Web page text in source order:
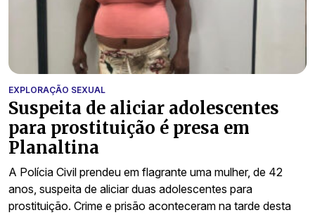
EXPLORAÇÃO SEXUAL
Suspeita de aliciar adolescentes
para prostituição é presa em
Planaltina
A Polícia Civil prendeu em flagrante uma mulher, de 42
anos, suspeita de aliciar duas adolescentes para
prostituição. Crime e prisão aconteceram na tarde desta